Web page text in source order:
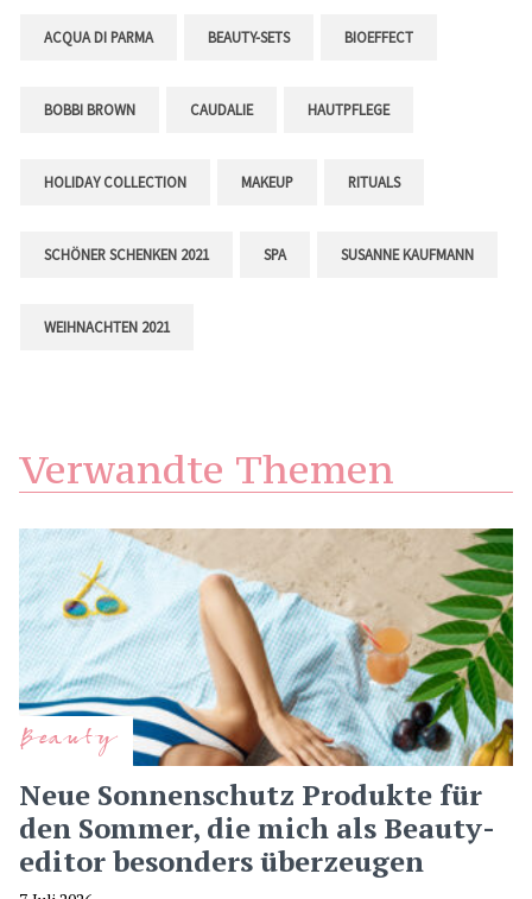
ACQUA DI PARMA BEAUTY-SETS BIOEFFECT
BOBBI BROWN CAUDALIE HAUTPFLEGE
HOLIDAY COLLECTION MAKEUP RITUALS
SCHÖNER SCHENKEN 2021 SPA SUSANNE KAUFMANN
WEIHNACHTEN 2021
Verwandte Themen
Beauty
Neue Sonnenschutz Produkte für
den Sommer, die mich als Beauty-
editor besonders überzeugen